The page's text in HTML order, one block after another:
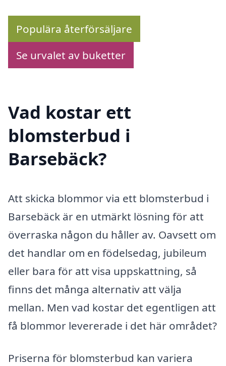
Populära återförsäljare
Se urvalet av buketter
Vad kostar ett
blomsterbud i
Barsebäck?
Att skicka blommor via ett blomsterbud i
Barsebäck är en utmärkt lösning för att
överraska någon du håller av. Oavsett om
det handlar om en födelsedag, jubileum
eller bara för att visa uppskattning, så
finns det många alternativ att välja
mellan. Men vad kostar det egentligen att
få blommor levererade i det här området?
Priserna för blomsterbud kan variera